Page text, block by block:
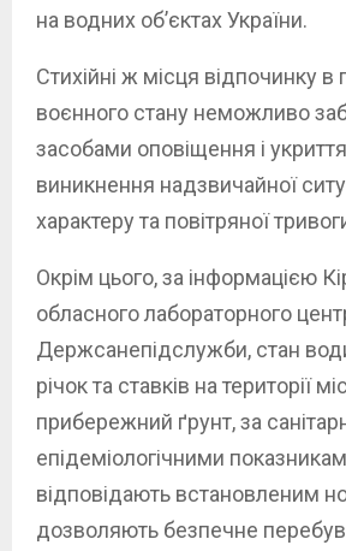
на водних об’єктах України.
Стихійні ж місця відпочинку в
воєнного стану неможливо
засобами оповіщення і
виникнення надзвичайної
характеру та повітряної
Окрім цього, за інформацією
обласного лабораторного
Держсанепідслужби, стан
річок та ставків на території
прибережний ґрунт, за
епідеміологічними
відповідають встановленим
дозволяють безпечне